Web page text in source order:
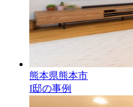
熊本県熊本市
I邸の事例